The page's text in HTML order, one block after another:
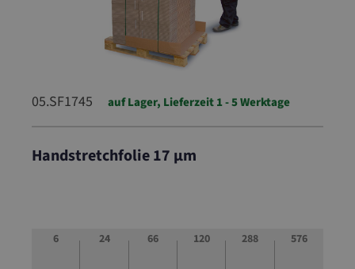
05.SF1745 auf Lager, Lieferzeit 1 - 5 Werktage
Handstretchfolie 17 µm
6 24 66 120 288 576